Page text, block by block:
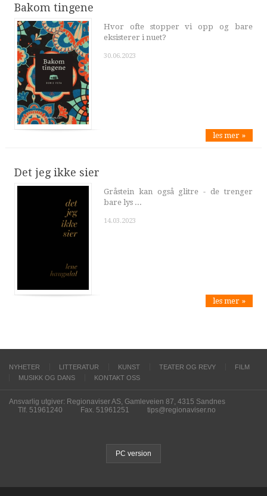
Bakom tingene
Hvor ofte stopper vi opp og bare
eksisterer i nuet?
30.06.2023
les mer »
Det jeg ikke sier
Gråstein kan også glitre - de trenger
bare lys ...
14.03.2023
les mer »
NYHETER LITTERATUR KUNST TEATER OG REVY
FILM
MUSIKK OG DANS
KONTAKT OSS
Ansvarlig utgiver: Regionaviser AS, Gamleveien 87, 4315 Sandnes
Tlf. 51961240
Fax. 51961251 tips@regionaviser.no
PC version